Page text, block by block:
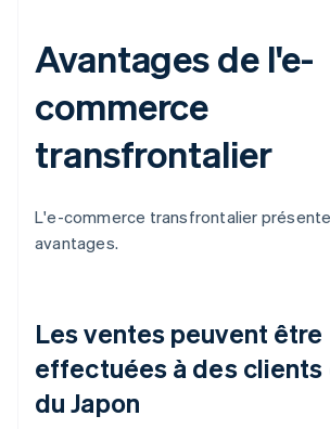
Avantages de l'e-
commerce
transfrontalier
L'e-commerce transfrontalier
avantages.
Les ventes peuvent être
effectuées à des clients
du Japon